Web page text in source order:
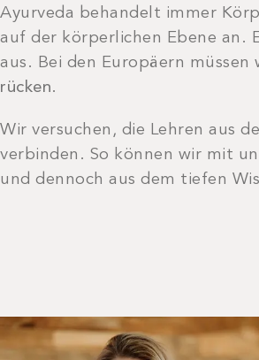
Ayurveda behandelt immer
auf der körperlichen Ebene an.
aus. Bei den Europäern müssen
rücken.
Wir versuchen, die Lehren aus
verbinden. So können wir mit
und dennoch aus dem tiefen